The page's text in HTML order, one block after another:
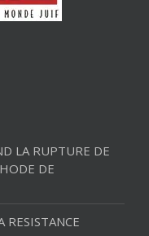
LA RUPTURE DE
DE
RESISTANCE